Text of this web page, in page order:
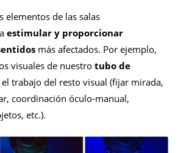
elementos de las salas
estimular y proporcionar
más afectados. Por ejemplo,
visuales de nuestro tubo de
trabajo del resto visual (fijar mirada,
coordinación óculo-manual,
etc.).